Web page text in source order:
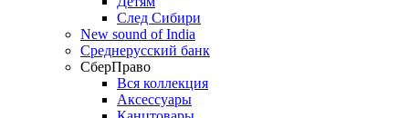
След Сибири
New sound of India
Среднерусский банк
СберПраво
Вся коллекция
Аксессуары